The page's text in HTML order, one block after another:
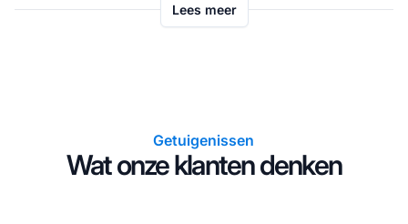
Lees meer
Getuigenissen
Wat onze klanten denken